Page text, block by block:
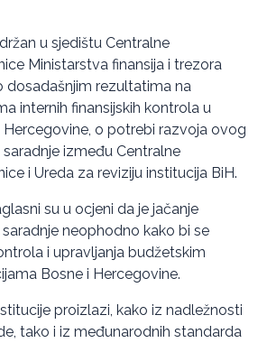
u sjedištu Centralne
Ministarstva finansija i trezora
dosadašnjim rezultatima na
internih finansijskih kontrola u
o potrebi razvoja ovog
između Centralne
i Ureda za reviziju institucija BiH.
su u ocjeni da je jačanje
neophodno kako bi se
i upravljanja budžetskim
Bosne i Hercegovine.
proizlazi, kako iz nadležnosti
tako i iz međunarodnih standarda